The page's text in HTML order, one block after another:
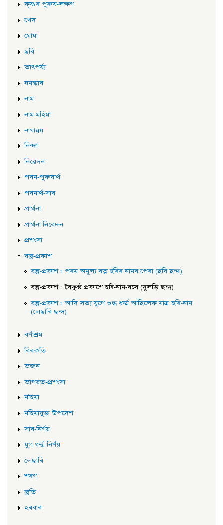
কৃষ্ণৰ পুৰুষ-লক্ষণ
খেদ
ঘোষা
ছবি
তাৎপৰ্য্য
নমস্কাৰ
নাম
নাম-মহিমা
নামান্বয়
নিন্দা
নিৱেদন
পৰম-পুৰুষাৰ্থ
পৰমাৰ্থ-সাৰ
প্ৰাৰ্থনা
প্ৰাৰ্থনা-নিবেদন
প্ৰশংসা
বস্তু-প্ৰকাশ
বস্তু-প্ৰকাশ : পৰম অমূল্য ৰত্ন হৰিৰ নামৰ পেৰা (ছবি ছন্দ)
বস্তু-প্ৰকাশ : বৈকুণ্ঠ প্ৰকাশে হৰি-নাম-ৰসে (দুলড়ি ছন্দ)
বস্তু-প্ৰকাশ : আদি সত্য যুগে শুদ্ধ ধৰ্ম্ম আছিলেক মাত্ৰ হৰি-নাম
(লেছাৰি ছন্দ)
বৰ্ণাশ্ৰম
বিৰকতি
ভজন
ভাগৱত-প্ৰশংসা
মহিমা
মহিমাযুক্ত উপদেশ
সাৰ-নিৰ্ণয়
যুগ-ধৰ্ম্ম-নিৰ্ণয়
লেছাৰি
শৰণ
স্তুতি
হৰবাৰ